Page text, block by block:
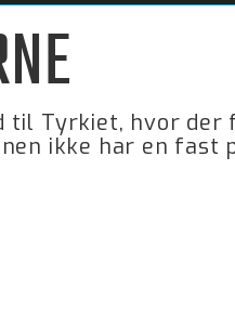
til Tyrkiet, hvor der
ikke har en fast